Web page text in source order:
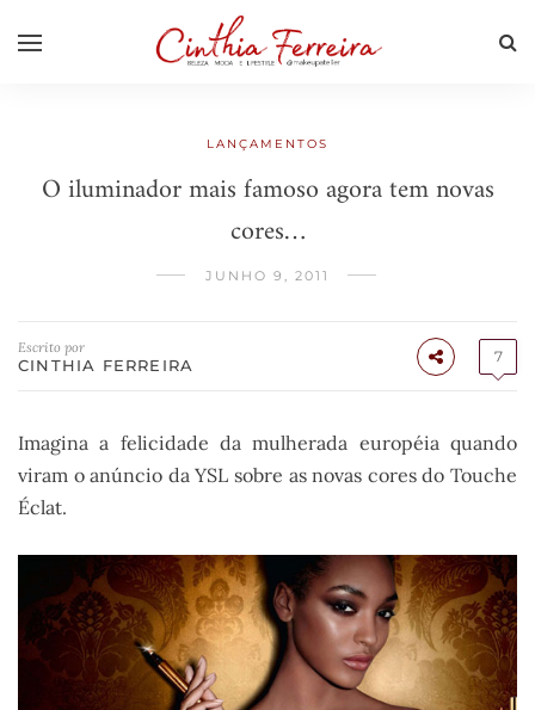
LANÇAMENTOS
O iluminador mais famoso agora tem novas
cores…
JUNHO 9, 2011
Escrito por
CINTHIA FERREIRA 7
Imagina a felicidade da mulherada européia quando
viram o anúncio da YSL sobre as novas cores do Touche
Éclat.